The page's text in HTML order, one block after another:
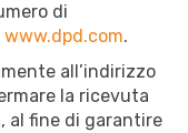
di
www.dpd.com.
all’indirizzo
la ricevuta
al fine di garantire